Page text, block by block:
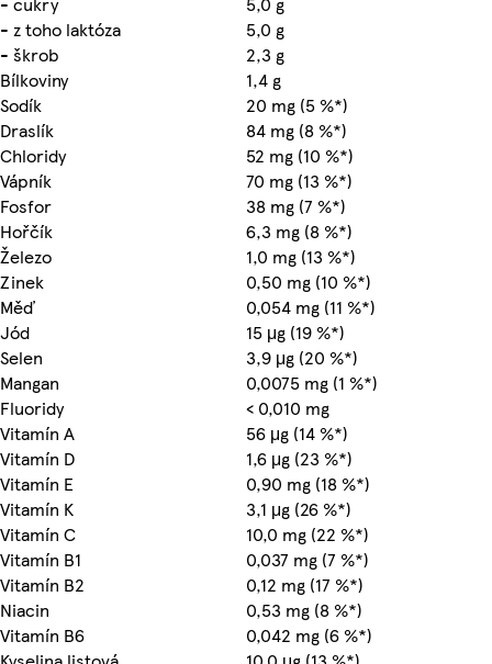
- z toho laktóza
5,0 g
- škrob
2,3 g
Bílkoviny
1,4 g
Sodík
20 mg (5 %*)
Draslík
84 mg (8 %*)
Chloridy
52 mg (10 %*)
Vápník
70 mg (13 %*)
Fosfor
38 mg (7 %*)
Hořčík
6,3 mg (8 %*)
Železo
1,0 mg (13 %*)
Zinek
0,50 mg (10 %*)
Měď
0,054 mg (11 %*)
Jód
15 μg (19 %*)
Selen
3,9 μg (20 %*)
Mangan
0,0075 mg (1 %*)
Fluoridy
< 0,010 mg
Vitamín A
56 μg (14 %*)
Vitamín D
1,6 μg (23 %*)
Vitamín E
0,90 mg (18 %*)
Vitamín K
3,1 μg (26 %*)
Vitamín C
10,0 mg (22 %*)
Vitamín B1
0,037 mg (7 %*)
Vitamín B2
0,12 mg (17 %*)
Niacin
0,53 mg (8 %*)
Vitamín B6
0,042 mg (6 %*)